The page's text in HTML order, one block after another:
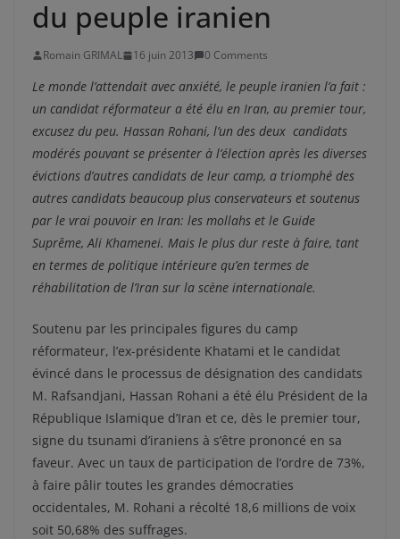
du peuple iranien
Romain GRIMAL 16 juin 2013 0 Comments
Le monde l’attendait avec anxiété, le peuple iranien l’a fait :
un candidat réformateur a été élu en Iran, au premier tour,
excusez du peu. Hassan Rohani, l’un des deux candidats
modérés pouvant se présenter à l’élection après les diverses
évictions d’autres candidats de leur camp, a triomphé des
autres candidats beaucoup plus conservateurs et soutenus
par le vrai pouvoir en Iran: les mollahs et le Guide
Suprême, Ali Khamenei. Mais le plus dur reste à faire, tant
en termes de politique intérieure qu’en termes de
réhabilitation de l’Iran sur la scène internationale.
Soutenu par les principales figures du camp
réformateur, l’ex-présidente Khatami et le candidat
évincé dans le processus de désignation des candidats
M. Rafsandjani, Hassan Rohani a été élu Président de la
République Islamique d’Iran et ce, dès le premier tour,
signe du tsunami d’iraniens à s’être prononcé en sa
faveur. Avec un taux de participation de l’ordre de 73%,
à faire pâlir toutes les grandes démocraties
occidentales, M. Rohani a récolté 18,6 millions de voix
soit 50,68% des suffrages.